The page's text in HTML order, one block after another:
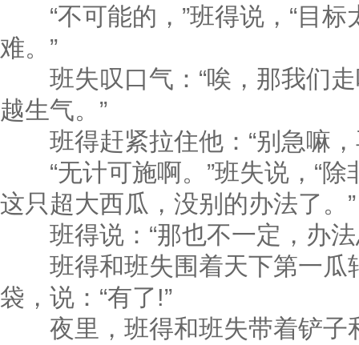
“不可能的，”班得说，“目标
难。”
班失叹口气：“唉，那我们走
越生气。”
班得赶紧拉住他：“别急嘛，
“无计可施啊。”班失说，“除
这只超大西瓜，没别的办法了。”
班得说：“那也不一定，办
班得和班失围着天下第一瓜
袋，说：“有了!”
夜里，班得和班失带着铲子